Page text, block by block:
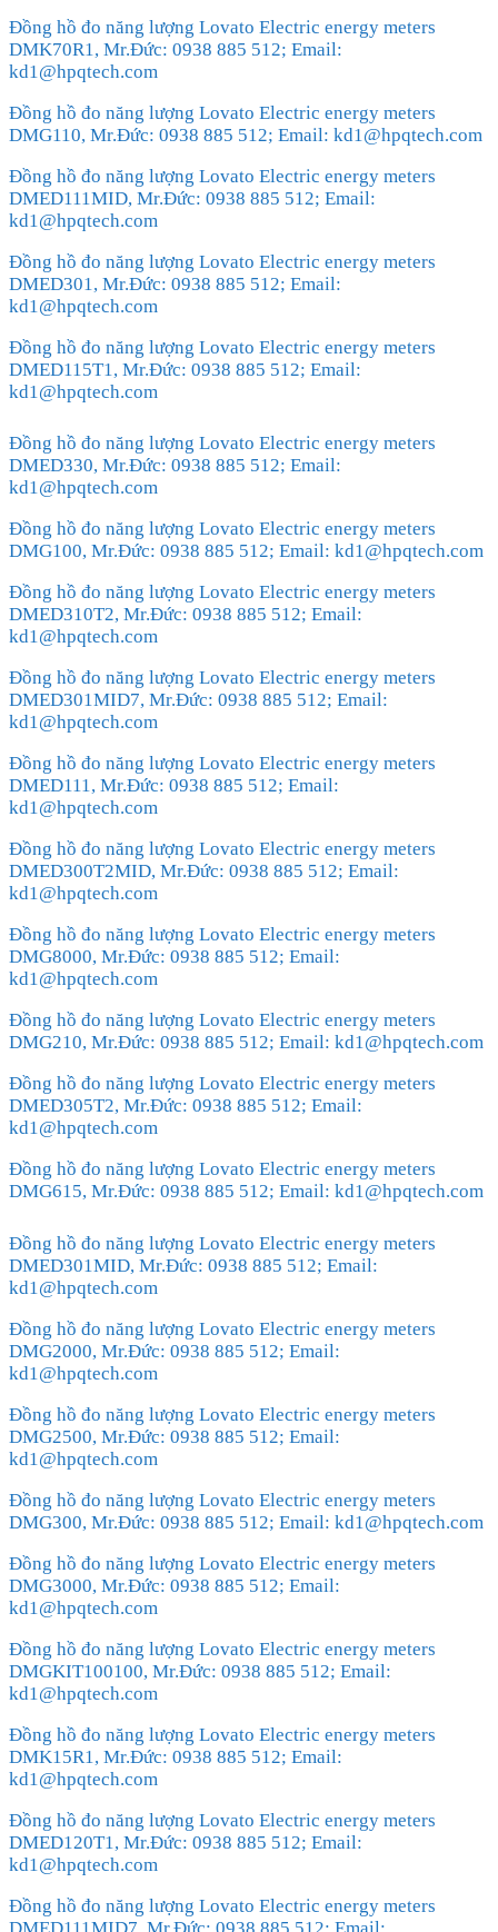
Đồng hồ đo năng lượng Lovato Electric energy meters
DMK70R1, Mr.Đức: 0938 885 512; Email:
kd1@hpqtech.com
Đồng hồ đo năng lượng Lovato Electric energy meters
DMG110, Mr.Đức: 0938 885 512; Email: kd1@hpqtech.com
Đồng hồ đo năng lượng Lovato Electric energy meters
DMED111MID, Mr.Đức: 0938 885 512; Email:
kd1@hpqtech.com
Đồng hồ đo năng lượng Lovato Electric energy meters
DMED301, Mr.Đức: 0938 885 512; Email:
kd1@hpqtech.com
Đồng hồ đo năng lượng Lovato Electric energy meters
DMED115T1, Mr.Đức: 0938 885 512; Email:
kd1@hpqtech.com
Đồng hồ đo năng lượng Lovato Electric energy meters
DMED330, Mr.Đức: 0938 885 512; Email:
kd1@hpqtech.com
Đồng hồ đo năng lượng Lovato Electric energy meters
DMG100, Mr.Đức: 0938 885 512; Email: kd1@hpqtech.com
Đồng hồ đo năng lượng Lovato Electric energy meters
DMED310T2, Mr.Đức: 0938 885 512; Email:
kd1@hpqtech.com
Đồng hồ đo năng lượng Lovato Electric energy meters
DMED301MID7, Mr.Đức: 0938 885 512; Email:
kd1@hpqtech.com
Đồng hồ đo năng lượng Lovato Electric energy meters
DMED111, Mr.Đức: 0938 885 512; Email:
kd1@hpqtech.com
Đồng hồ đo năng lượng Lovato Electric energy meters
DMED300T2MID, Mr.Đức: 0938 885 512; Email:
kd1@hpqtech.com
Đồng hồ đo năng lượng Lovato Electric energy meters
DMG8000, Mr.Đức: 0938 885 512; Email:
kd1@hpqtech.com
Đồng hồ đo năng lượng Lovato Electric energy meters
DMG210, Mr.Đức: 0938 885 512; Email: kd1@hpqtech.com
Đồng hồ đo năng lượng Lovato Electric energy meters
DMED305T2, Mr.Đức: 0938 885 512; Email:
kd1@hpqtech.com
Đồng hồ đo năng lượng Lovato Electric energy meters
DMG615, Mr.Đức: 0938 885 512; Email: kd1@hpqtech.com
Đồng hồ đo năng lượng Lovato Electric energy meters
DMED301MID, Mr.Đức: 0938 885 512; Email:
kd1@hpqtech.com
Đồng hồ đo năng lượng Lovato Electric energy meters
DMG2000, Mr.Đức: 0938 885 512; Email:
kd1@hpqtech.com
Đồng hồ đo năng lượng Lovato Electric energy meters
DMG2500, Mr.Đức: 0938 885 512; Email:
kd1@hpqtech.com
Đồng hồ đo năng lượng Lovato Electric energy meters
DMG300, Mr.Đức: 0938 885 512; Email: kd1@hpqtech.com
Đồng hồ đo năng lượng Lovato Electric energy meters
DMG3000, Mr.Đức: 0938 885 512; Email:
kd1@hpqtech.com
Đồng hồ đo năng lượng Lovato Electric energy meters
DMGKIT100100, Mr.Đức: 0938 885 512; Email:
kd1@hpqtech.com
Đồng hồ đo năng lượng Lovato Electric energy meters
DMK15R1, Mr.Đức: 0938 885 512; Email:
kd1@hpqtech.com
Đồng hồ đo năng lượng Lovato Electric energy meters
DMED120T1, Mr.Đức: 0938 885 512; Email:
kd1@hpqtech.com
Đồng hồ đo năng lượng Lovato Electric energy meters
DMED111MID7, Mr.Đức: 0938 885 512; Email: